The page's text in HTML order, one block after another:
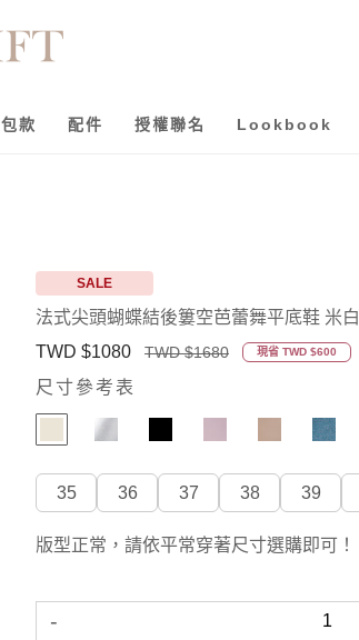
包款 配件 授權聯名 Lookbook
SALE
法式尖頭蝴蝶結後簍空芭蕾舞平底鞋 米白
TWD $1080
TWD $1680 現省 TWD $600
尺寸參考表
35 36 37 38 39
版型正常，請依平常穿著尺寸選購即可！
-